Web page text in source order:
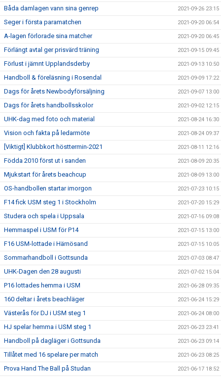
Båda damlagen vann sina genrep 2021-09-26 23:15
Seger i första paramatchen 2021-09-20 06:54
A-lagen förlorade sina matcher 2021-09-20 06:45
Förlängt avtal ger prisvärd träning 2021-09-15 09:45
Förlust i jämnt Upplandsderby 2021-09-13 10:50
Handboll & föreläsning i Rosendal 2021-09-09 17:22
Dags för årets Newbodyförsäljning 2021-09-07 13:00
Dags för årets handbollsskolor 2021-09-02 12:15
UHK-dag med foto och material 2021-08-24 16:30
Vision och fakta på ledarmöte 2021-08-24 09:37
[Viktigt] Klubbkort hösttermin-2021 2021-08-11 12:16
Födda 2010 först ut i sanden 2021-08-09 20:35
Mjukstart för årets beachcup 2021-08-09 13:00
OS-handbollen startar imorgon 2021-07-23 10:15
F14 fick USM steg 1 i Stockholm 2021-07-20 15:29
Studera och spela i Uppsala 2021-07-16 09:08
Hemmaspel i USM för P14 2021-07-15 13:00
F16 USM-lottade i Härnösand 2021-07-15 10:05
Sommarhandboll i Gottsunda 2021-07-03 08:47
UHK-Dagen den 28 augusti 2021-07-02 15:04
P16 lottades hemma i USM 2021-06-28 09:35
160 deltar i årets beachläger 2021-06-24 15:29
Västerås för DJ i USM steg 1 2021-06-24 08:00
HJ spelar hemma i USM steg 1 2021-06-23 23:41
Handboll på dagläger i Gottsunda 2021-06-23 09:14
Tillåtet med 16 spelare per match 2021-06-23 08:25
Prova Hand The Ball på Studan 2021-06-17 18:52